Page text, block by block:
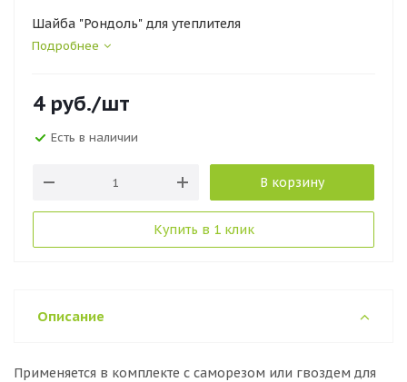
Шайба "Рондоль" для утеплителя
Подробнее
4руб./шт
Есть в наличии
В корзину
Купить в 1 клик
Описание
Применяется в комплекте с саморезом или гвоздем для